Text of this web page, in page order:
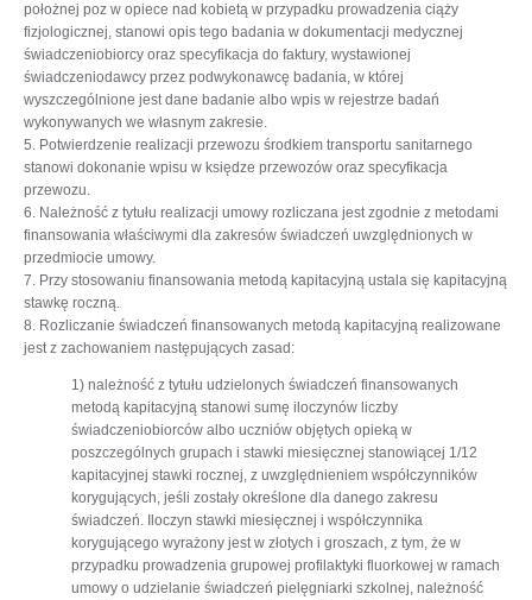
położnej poz w opiece nad kobietą w przypadku prowadzenia ciąży
fizjologicznej, stanowi opis tego badania w dokumentacji medycznej
świadczeniobiorcy oraz specyfikacja do faktury, wystawionej
świadczeniodawcy przez podwykonawcę badania, w której
wyszczególnione jest dane badanie albo wpis w rejestrze badań
wykonywanych we własnym zakresie.
5. Potwierdzenie realizacji przewozu środkiem transportu sanitarnego
stanowi dokonanie wpisu w księdze przewozów oraz specyfikacja
przewozu.
6. Należność z tytułu realizacji umowy rozliczana jest zgodnie z metodami
finansowania właściwymi dla zakresów świadczeń uwzględnionych w
przedmiocie umowy.
7. Przy stosowaniu finansowania metodą kapitacyjną ustala się kapitacyjną
stawkę roczną.
8. Rozliczanie świadczeń finansowanych metodą kapitacyjną realizowane
jest z zachowaniem następujących zasad:
1) należność z tytułu udzielonych świadczeń finansowanych
metodą kapitacyjną stanowi sumę iloczynów liczby
świadczeniobiorców albo uczniów objętych opieką w
poszczególnych grupach i stawki miesięcznej stanowiącej 1/12
kapitacyjnej stawki rocznej, z uwzględnieniem współczynników
korygujących, jeśli zostały określone dla danego zakresu
świadczeń. Iloczyn stawki miesięcznej i współczynnika
korygującego wyrażony jest w złotych i groszach, z tym, że w
przypadku prowadzenia grupowej profilaktyki fluorkowej w ramach
umowy o udzielanie świadczeń pielęgniarki szkolnej, należność